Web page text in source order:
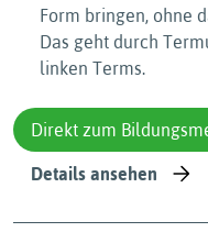
Form bringen, ohne
Das geht durch
linken Terms.
Direkt zum
Details ansehen